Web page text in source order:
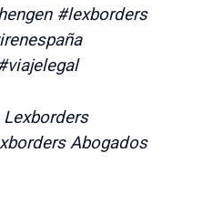
#lexborders
Abogados